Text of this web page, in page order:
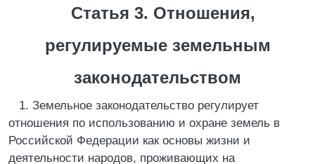
Статья 3. Отношения,
регулируемые земельным
законодательством
1. Земельное законодательство регулирует
отношения по использованию и охране земель в
Российской Федерации как основы жизни и
деятельности народов, проживающих на